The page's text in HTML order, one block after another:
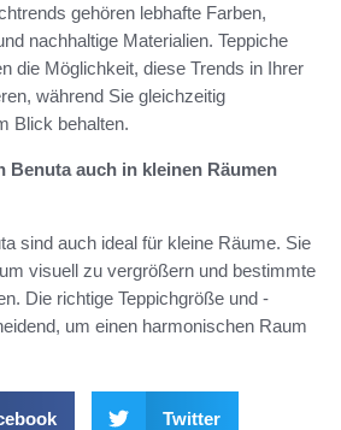
gehören lebhafte Farben,
nachhaltige Materialien. Teppiche
die Möglichkeit, diese Trends in Ihrer
während Sie gleichzeitig
Blick behalten.
Benuta auch in kleinen Räumen
sind auch ideal für kleine Räume. Sie
visuell zu vergrößern und bestimmte
Die richtige Teppichgröße und -
um einen harmonischen Raum
Twitter